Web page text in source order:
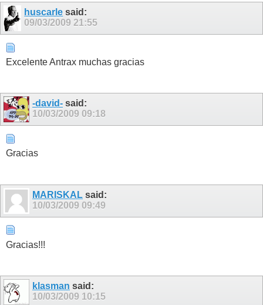
huscarle said:
09/03/200921:55
Excelente Antrax muchas gracias
-david- said:
10/03/2009 09:18
Gracias
MARISKAL said:
10/03/2009 09:49
Gracias!!!
klasman said:
10/03/2009 10:15